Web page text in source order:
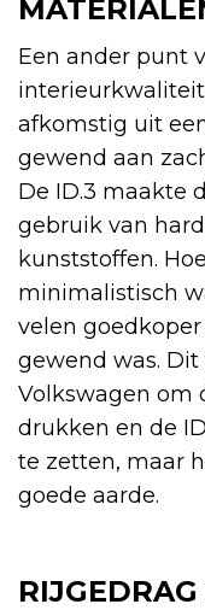
Een ander punt
afkomstig uit
gewend aan
De ID.3 maakte
gebruik van
kunststoffen.
minimalistisch
velen
gewend was.
Volkswagen om
drukken en de
te zetten, maar
goede aarde.